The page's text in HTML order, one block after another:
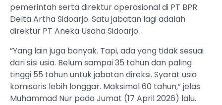
pemerintah serta direktur operasional di PT BPR
Delta Artha Sidoarjo. Satu jabatan lagi adalah
direktur PT Aneka Usaha Sidoarjo.
”Yang lain juga banyak. Tapi, ada yang tidak sesuai
dari sisi usia. Belum sampai 35 tahun dan paling
tinggi 55 tahun untuk jabatan direksi. Syarat usia
komisaris lebih longgar. Maksimal 60 tahun,” jelas
Muhammad Nur pada Jumat (17 April 2026) lalu.